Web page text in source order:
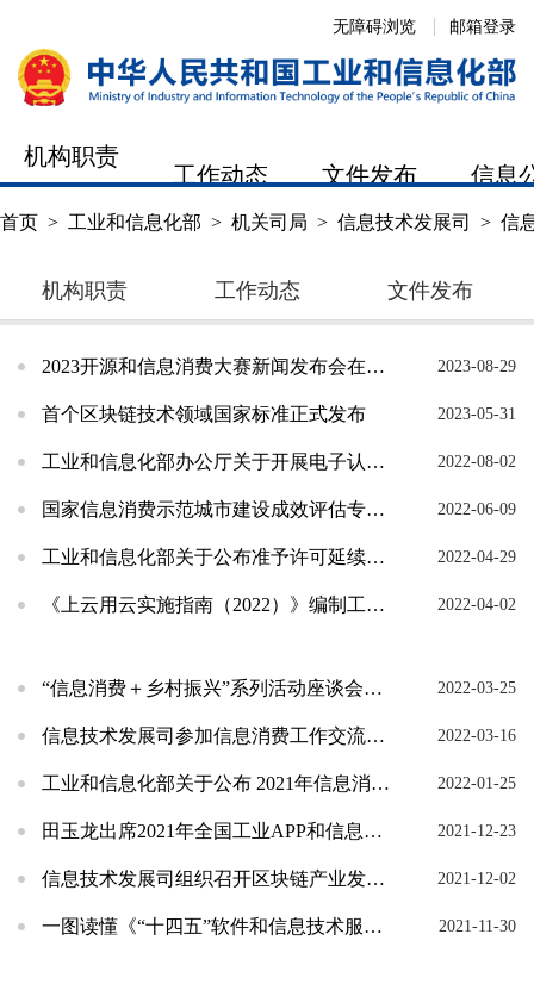
邮箱登录
无障碍浏览
机构职责
工作动态 文件发布 信息
首页 > 工业和信息化部 > 机关司局 > 信息技术发展司 > 信
机构职责 工作动态 文件发布
2023开源和信息消费大赛新闻发布会在京召开 2023-08-29
首个区块链技术领域国家标准正式发布 2023-05-31
工业和信息化部办公厅关于开展电子认证服务合规性专项整治工作的通知 2022-08-02
国家信息消费示范城市建设成效评估专家评审会在京召开 2022-06-09
工业和信息化部关于公布准予许可延续的电子认证服务机构的通告（2022年第一批） 2022-04-29
《上云用云实施指南（2022）》编制工作启动会在京召开 2022-04-02
“信息消费＋乡村振兴”系列活动座谈会在京召开 2022-03-25
信息技术发展司参加信息消费工作交流推进会 2022-03-16
工业和信息化部关于公布 2021年信息消费示范城市名单的通告 2022-01-25
田玉龙出席2021年全国工业APP和信息消费大赛总决赛并调研 2021-12-23
信息技术发展司组织召开区块链产业发展座谈会 2021-12-02
一图读懂《“十四五”软件和信息技术服务业发展规划》 2021-11-30